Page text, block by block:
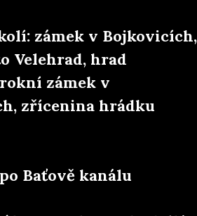
zámek v Bojkovicích,
Velehrad, hrad
zámek v
zřícenina hrádku
Baťově kanálu